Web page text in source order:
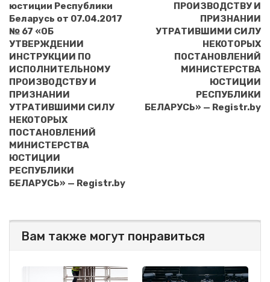
юстиции Республики
Беларусь от 07.04.2017
№ 67 «ОБ
УТВЕРЖДЕНИИ
ИНСТРУКЦИИ ПО
ИСПОЛНИТЕЛЬНОМУ
ПРОИЗВОДСТВУ И
ПРИЗНАНИИ
УТРАТИВШИМИ СИЛУ
НЕКОТОРЫХ
ПОСТАНОВЛЕНИЙ
МИНИСТЕРСТВА
ЮСТИЦИИ
РЕСПУБЛИКИ
БЕЛАРУСЬ» — Registr.by
ПРОИЗВОДСТВУ И
ПРИЗНАНИИ
УТРАТИВШИМИ СИЛУ
НЕКОТОРЫХ
ПОСТАНОВЛЕНИЙ
МИНИСТЕРСТВА
ЮСТИЦИИ
РЕСПУБЛИКИ
БЕЛАРУСЬ» — Registr.by
Вам также могут понравиться